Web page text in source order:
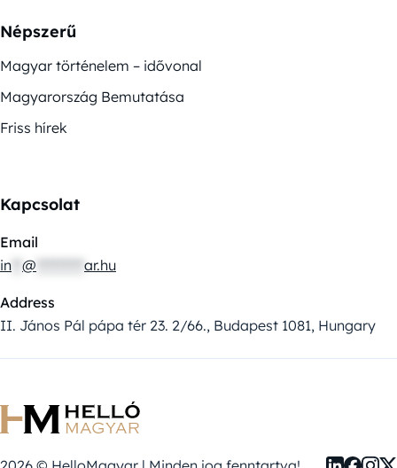
Népszerű
Magyar történelem – idővonal
Magyarország Bemutatása
Friss hírek
Kapcsolat
Email
in @ ar.hu
Address
II. János Pál pápa tér 23. 2/66., Budapest 1081, Hungary